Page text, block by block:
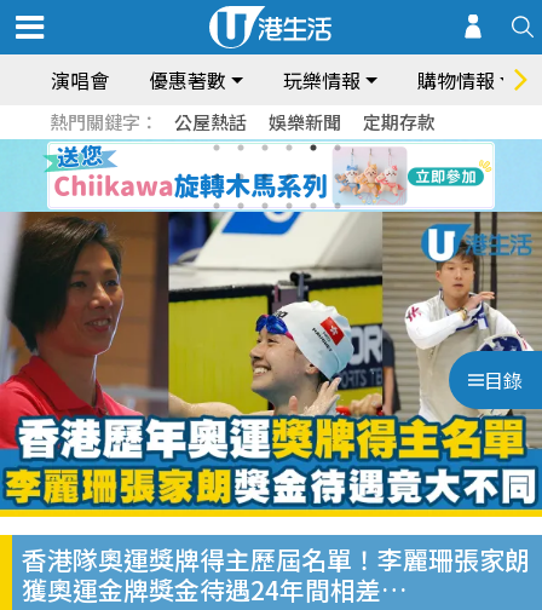
演唱會 優惠著數 玩樂情報 購物情報
熱門關鍵字： 公屋熱話 娛樂新聞 定期存款
目錄
香港隊奧運獎牌得主歷屆名單！李麗珊張家朗
獲奧運金牌獎金待遇24年間相差…